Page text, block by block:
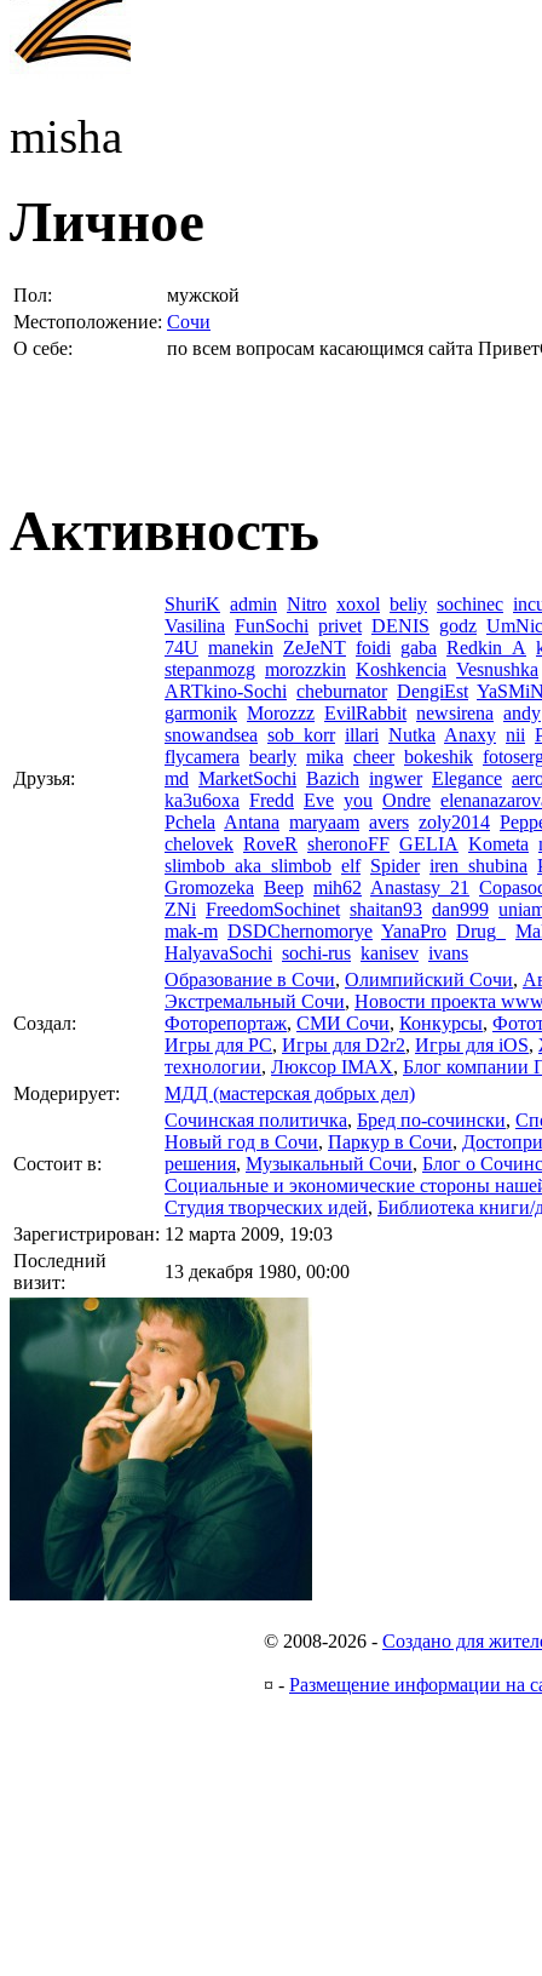
misha
Личное
Пол:
мужской
Местоположение: Сочи
О себе:
по всем вопросам касающимся сайта
Активность
Друзья:
ShuriK admin Nitro xoxol beliy sochinec
Vasilina FunSochi privet DENIS godz
74U manekin ZeJeNT foidi gaba Redkin_A
stepanmozg morozzkin Koshkencia Vesnushka
ARTkino-Sochi cheburnator DengiEst
garmonik Morozzz EvilRabbit newsirena andy
snowandsea sob_korr illari Nutka Anaxy nii
flycamera bearly mika cheer bokeshik
md MarketSochi Bazich ingwer Elegance
ka3u6oxa Fredd Eve you Ondre
Pchela Antana maryaam avers zoly2014
chelovek RoveR sheronoFF GELIA Kometa
slimbob_aka_slimbob elf Spider iren_shubina
Gromozeka Beep mih62 Anastasy_21
ZNi FreedomSochinet shaitan93 dan999
mak-m DSDChernomorye YanaPro Drug_
HalyavaSochi sochi-rus kanisev ivans
Создал:
Образование в Сочи, Олимпийский Сочи,
Экстремальный Сочи, Новости проекта
Фоторепортаж, СМИ Сочи, Конкурсы,
Игры для PC, Игры для D2r2, Игры для iOS,
технологии, Люксор IMAX, Блог компании
Модерирует:
МДД (мастерская добрых дел)
Состоит в:
Сочинская политичка, Бред по-cочински,
Новый год в Сочи, Паркур в Сочи,
решения, Музыкальный Сочи, Блог о
Социальные и экономические стороны
Студия творческих идей, Библиотека книги/
Зарегистрирован: 12 марта 2009, 19:03
Последний
визит:
13 декабря 1980, 00:00
© 2008-2026 - Создано для
¤ - Размещение информации на